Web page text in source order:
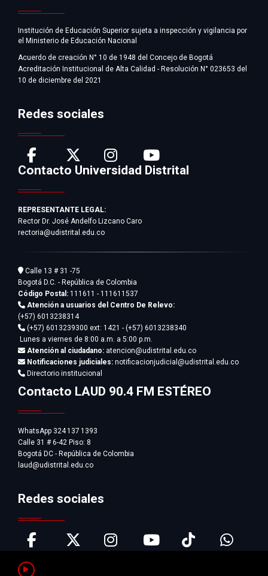
Institución de Educación Superior sujeta a inspección y vigilancia por
el Ministerio de Educación Nacional
Acuerdo de creación N° 10 de 1948 del Concejo de Bogotá
Acreditación Institucional de Alta Calidad - Resolución N° 023653 del
10 de diciembre del 2021
Redes sociales
Contacto Universidad Distrital
REPRESENTANTE LEGAL:
Rector Dr. José Andelfo Lizcano Caro
rectoria@udistrital.edu.co
Calle 13 # 31 -75
Bogotá D.C. - República de Colombia
Código Postal: 111611 - 111611537
Atención a usuarios del Centro De Relevo:
(+57) 6013238314
(+57) 6013239300 ext: 1421 - (+57) 6013238340
Lunes a viernes de 8:00 a.m. a 5:00 p.m.
Atención al ciudadano: atencion@udistrital.edu.co
Notificaciones judiciales: notificacionjudicial@udistrital.edu.co
Directorio institucional
Contacto LAUD 90.4 FM ESTÉREO
WhatsApp 324 137 1393
Calle 31 # 6-42 Piso: 8
Bogotá DC - República de Colombia
laud@udistrital.edu.co
Redes sociales